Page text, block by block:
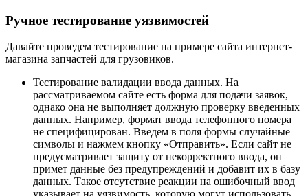
Ручное тестирование уязвимостей
Давайте проведем тестирование на примере сайта интернет-
магазина запчастей для грузовиков.
Тестирование валидации ввода данных. На
рассматриваемом сайте есть форма для подачи заявок,
однако она не выполняет должную проверку введенных
данных. Например, формат ввода телефонного номера
не специфицирован. Введем в поля формы случайные
символы и нажмем кнопку «Отправить». Если сайт не
предусматривает защиту от некорректного ввода, он
примет данные без предупреждений и добавит их в базу
данных. Такое отсутствие реакции на ошибочный ввод